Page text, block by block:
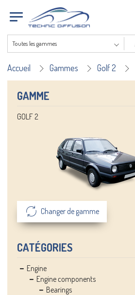
Toutes les gammes
Accueil Gammes Golf 2
GAMME
GOLF 2
Changer de gamme
CATÉGORIES
Engine
Engine components
Bearings